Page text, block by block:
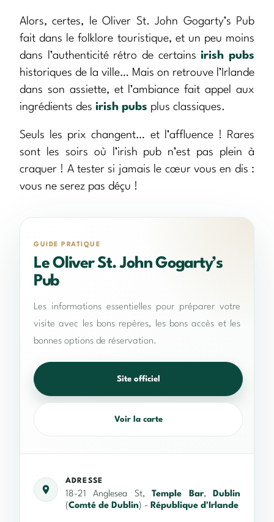
Alors, certes, le Oliver St. John Gogarty’s Pub
fait dans le folklore touristique, et un peu moins
dans l’authenticité rétro de certains irish pubs
historiques de la ville… Mais on retrouve l’Irlande
dans son assiette, et l’ambiance fait appel aux
ingrédients des irish pubs plus classiques.
Seuls les prix changent… et l’affluence ! Rares
sont les soirs où l’irish pub n’est pas plein à
craquer ! A tester si jamais le cœur vous en dis :
vous ne serez pas déçu !
GUIDE PRATIQUE
Le Oliver St. John Gogarty’s
Pub
Les informations essentielles pour préparer votre
visite avec les bons repères, les bons accès et les
bonnes options de réservation.
Site officiel
Voir la carte
ADRESSE
18-21 Anglesea St,Temple Bar,Dublin
(Comté de Dublin) - République d'Irlande